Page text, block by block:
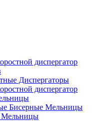
диспергатор
Диспергаторы
диспергатор
Бисерные Мельницы
Мельницы